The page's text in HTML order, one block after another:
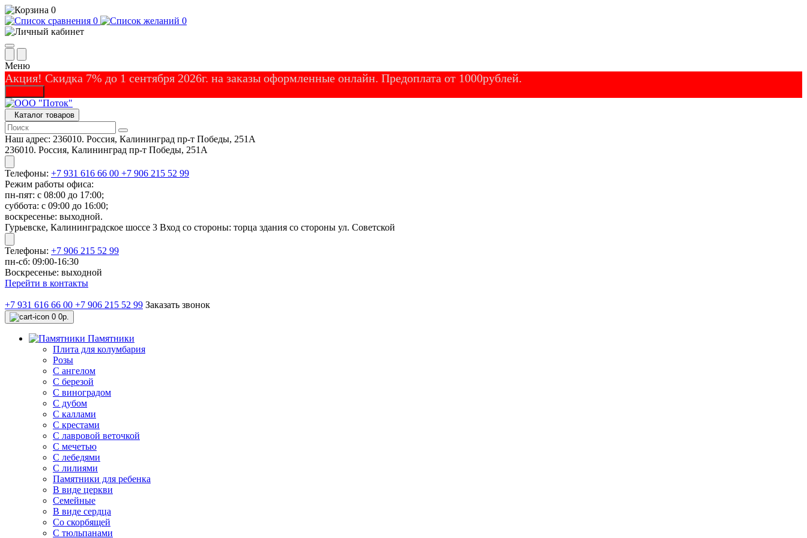
0
0
0
Меню
Акция! Скидка 7% до 1 сентября 2026г. на заказы оформленные онлайн. Предоплата от 1000рублей.
Каталог товаров
Наш адрес: 236010. Россия, Калининград пр-т Победы, 251А
236010. Россия, Калининград пр-т Победы, 251А
Телефоны: +7 931 616 66 00 +7 906 215 52 99
Режим работы офиса:
пн-пят: с 08:00 до 17:00;
суббота: с 09:00 до 16:00;
воскресенье: выходной.
Гурьевске, Калининградское шоссе 3 Вход со стороны: торца здания со стороны ул. Советской
Телефоны: +7 906 215 52 99
пн-сб: 09:00-16:30
Воскресенье: выходной
Перейти в контакты
+7 931 616 66 00 +7 906 215 52 99 Заказать звонок
0 0р.
Памятники
Плита для колумбария
Розы
C ангелом
C березой
С виноградом
С дубом
С каллами
С крестами
С лавровой веточкой
С мечетью
C лебедями
С лилиями
Памятники для ребенка
В виде церкви
Семейные
В виде сердца
Со скорбящей
С тюльпанами